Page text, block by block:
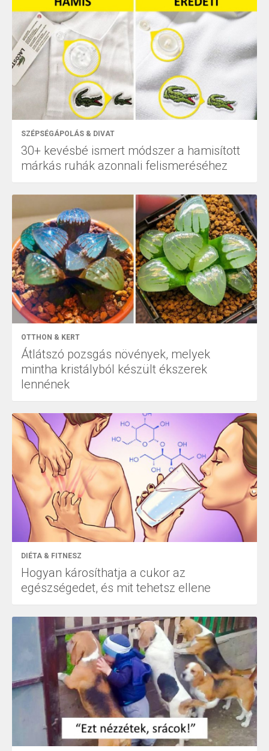
SZÉPSÉGÁPOLÁS & DIVAT
30+ kevésbé ismert módszer a hamisított
márkás ruhák azonnali felismeréséhez
OTTHON & KERT
Átlátszó pozsgás növények, melyek
mintha kristályból készült ékszerek
lennének
DIÉTA & FITNESZ
Hogyan károsíthatja a cukor az
egészségedet, és mit tehetsz ellene